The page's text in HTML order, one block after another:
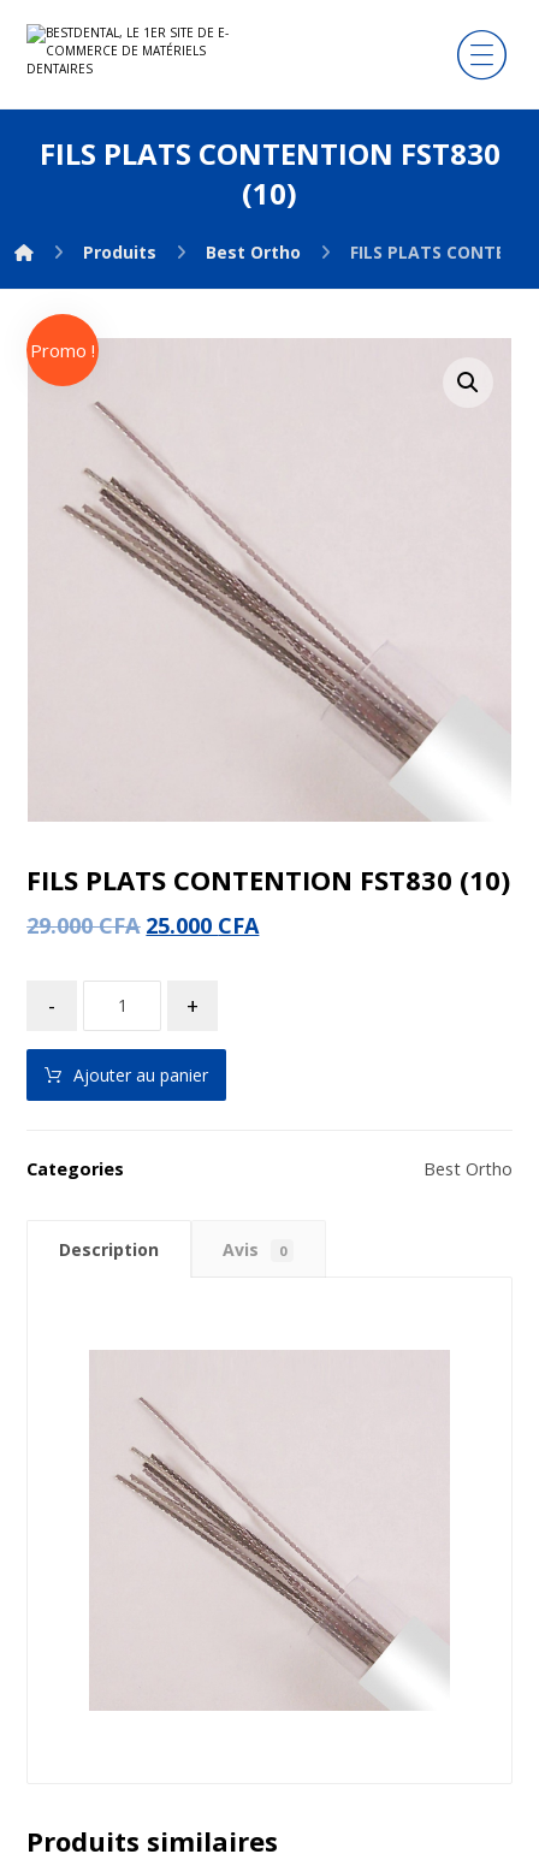
FILS PLATS CONTENTION FST830
(10)
Produits Best Ortho FILS PLATS
Promo !
FILS PLATS CONTENTION FST830 (10)
29.000CFA 25.000 CFA
- +
Ajouter au panier
Categories Best Ortho
Description Avis 0
Produits similaires